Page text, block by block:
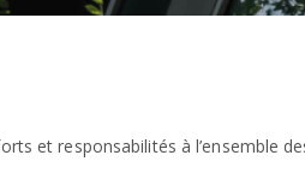
et responsabilités à l’ensemble